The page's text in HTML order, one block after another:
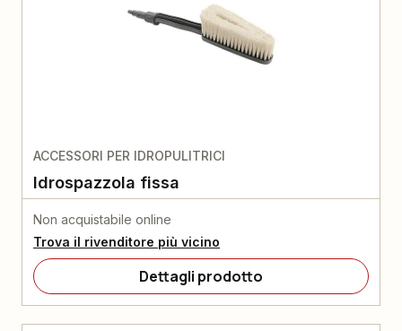
ACCESSORI PER IDROPULITRICI
Idrospazzola fissa
Non acquistabile online
Trova il rivenditore più vicino
Dettagli prodotto